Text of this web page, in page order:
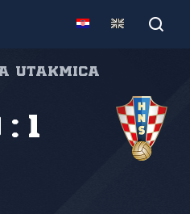
utakmica
: 1